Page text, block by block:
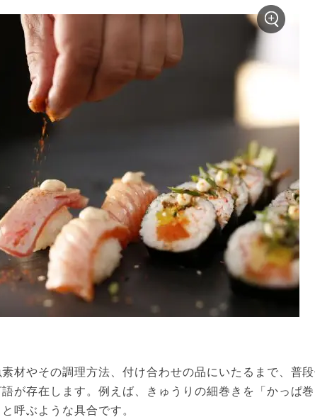
材やその調理方法、付け合わせの品にいたるまで、普
が存在します。例えば、きゅうりの細巻きを「かっぱ巻
呼ぶような具合です。